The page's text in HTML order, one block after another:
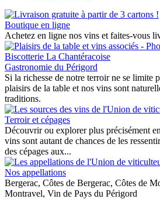
Boutique en ligne
Achetez en ligne nos vins et faites-vous
Gastronomie du Périgord
Si la richesse de notre terroir ne se limite
plaisirs de la table et nos vins sont
traditions.
Terroir et cépages
Découvrir ou explorer plus précisément
vins sont autant de chances de les
des cépages aux...
Nos appellations
Bergerac, Côtes de Bergerac, Côtes de
Montravel, Vin de Pays du Périgord